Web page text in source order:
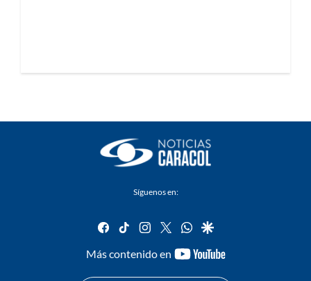
Síguenos en:
facebook
tiktok instagram
twitterwhatsapp
google
Más contenido en
youtube-